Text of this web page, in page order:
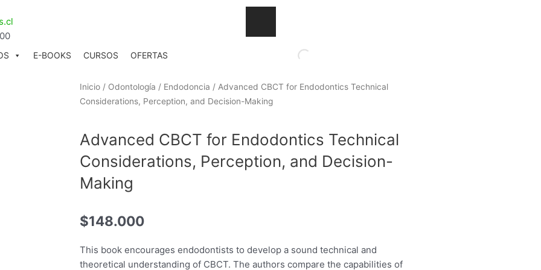
g
r
m
E-BOOKS CURSOS OFERTAS
Inicio / Odontología / Endodoncia / Advanced CBCT for Endodontics Technical
Considerations, Perception, and Decision-Making
Advanced CBCT for Endodontics Technical
Considerations, Perception, and Decision-
Making
$148.000
This book encourages endodontists to develop a sound technical and
theoretical understanding of CBCT. The authors compare the capabilities of